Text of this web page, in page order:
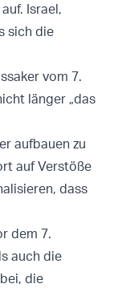
Israel,
sich die
vom 7.
länger „das
aufbauen zu
auf Verstöße
dass
dem 7.
auch die
die